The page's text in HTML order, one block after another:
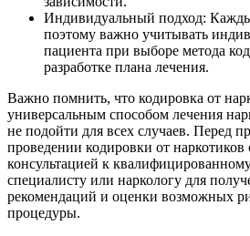
Индивидуальный подход:
поэтому важно учитывать
пациента при выборе метода
разработке плана лечения.
Важно помнить, что кодировка от
универсальным способом лечения
не подойти для всех случаев. Перед
проведении кодировки от наркотиков
консультацией к
специалисту или наркологу для
рекомендаций и оценки возможных
процедуры.